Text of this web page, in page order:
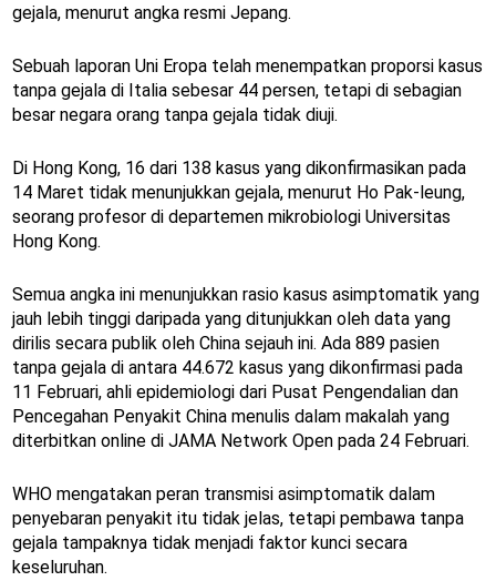
gejala, menurut angka resmi Jepang.
Sebuah laporan Uni Eropa telah menempatkan proporsi kasus
tanpa gejala di Italia sebesar 44 persen, tetapi di sebagian
besar negara orang tanpa gejala tidak diuji.
Di Hong Kong, 16 dari 138 kasus yang dikonfirmasikan pada
14 Maret tidak menunjukkan gejala, menurut Ho Pak-leung,
seorang profesor di departemen mikrobiologi Universitas
Hong Kong.
Semua angka ini menunjukkan rasio kasus asimptomatik yang
jauh lebih tinggi daripada yang ditunjukkan oleh data yang
dirilis secara publik oleh China sejauh ini. Ada 889 pasien
tanpa gejala di antara 44.672 kasus yang dikonfirmasi pada
11 Februari, ahli epidemiologi dari Pusat Pengendalian dan
Pencegahan Penyakit China menulis dalam makalah yang
diterbitkan online di JAMA Network Open pada 24 Februari.
WHO mengatakan peran transmisi asimptomatik dalam
penyebaran penyakit itu tidak jelas, tetapi pembawa tanpa
gejala tampaknya tidak menjadi faktor kunci secara
keseluruhan.